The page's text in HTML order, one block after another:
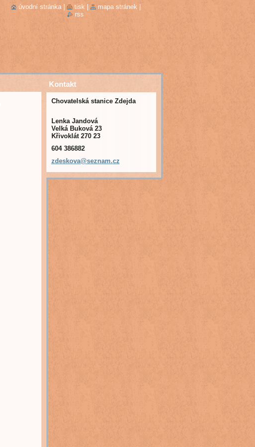
Kontakt
Chovatelská stanice Zdejda
Lenka Jandová
Velká Buková 23
Křivoklát 270 23
604 386882
zdeskova@seznam.cz
úvodní stránka tisk mapa stránek
rss